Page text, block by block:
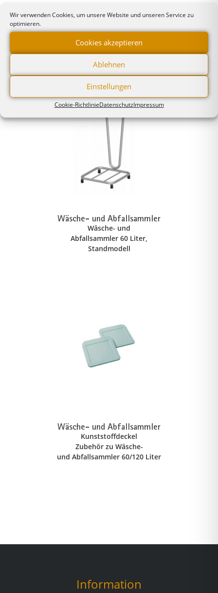
Wir verwenden Cookies, um unsere Website und unseren Service zu
optimieren.
Cookies akzeptieren
Ablehnen
Einstellungen
Cookie-RichtlinieDatenschutzImpressum
Wäsche- und Abfallsammler
Wäsche- und
Abfallsammler 2x 60 Liter,
mobil
Wäsche- und Abfallsammler
Wäsche- und
Abfallsammler 60 Liter,
Standmodell
Wäsche- und Abfallsammler
Kunststoffdeckel
Zubehör zu Wäsche-
und Abfallsammler 60/120 Liter
Information